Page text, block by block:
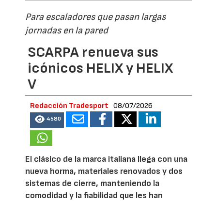
Para escaladores que pasan largas
jornadas en la pared
SCARPA renueva sus
icónicos HELIX y HELIX
V
Redacción Tradesport 08/07/2026
4580
El clásico de la marca italiana llega con una
nueva horma, materiales renovados y dos
sistemas de cierre, manteniendo la
comodidad y la fiabilidad que les han